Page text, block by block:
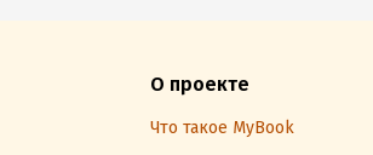
О проекте
Что такое MyBook